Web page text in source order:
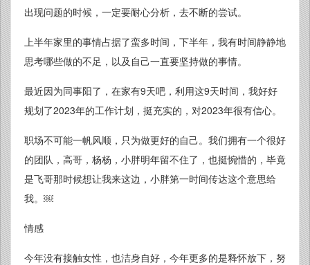
出现问题的时候，一定要耐心分析，去不断的尝试。
上半年家里的事情占据了蛮多时间，下半年，我有时间静静地
思考哪些做的不足，以及自己一直要坚持做的事情。
最近因为同事阳了，在家有9天吧，利用这9天时间，我好好
规划了2023年的工作计划，挺充实的，对2023年很有信心。
职场不可能一帆风顺，只为做更好的自己。我们拥有一个很好
的团队，高哥，杨杨，小胖明年留不住了，也挺惋惜的，毕竟
是飞哥那时候想让我来这边，小胖第一时间传达这个意思给
我。￼
情感
今年没有接触女性，也洁身自好，今年更多的是释怀放下，努